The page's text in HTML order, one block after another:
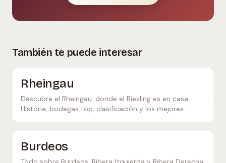
También te puede interesar
Rheingau
Descubre el Rheingau: donde el Riesling es en casa.
Historia, bodegas top, clasificación y los mejores
Burdeos